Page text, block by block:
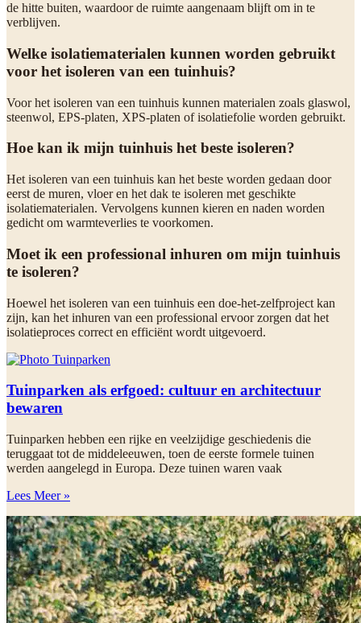
de hitte buiten, waardoor de ruimte aangenaam blijft om in te
verblijven.
Welke isolatiematerialen kunnen worden gebruikt
voor het isoleren van een tuinhuis?
Voor het isoleren van een tuinhuis kunnen materialen zoals glaswol,
steenwol, EPS-platen, XPS-platen of isolatiefolie worden gebruikt.
Hoe kan ik mijn tuinhuis het beste isoleren?
Het isoleren van een tuinhuis kan het beste worden gedaan door
eerst de muren, vloer en het dak te isoleren met geschikte
isolatiematerialen. Vervolgens kunnen kieren en naden worden
gedicht om warmteverlies te voorkomen.
Moet ik een professional inhuren om mijn tuinhuis
te isoleren?
Hoewel het isoleren van een tuinhuis een doe-het-zelfproject kan
zijn, kan het inhuren van een professional ervoor zorgen dat het
isolatieproces correct en efficiënt wordt uitgevoerd.
Tuinparken als erfgoed: cultuur en architectuur
bewaren
Tuinparken hebben een rijke en veelzijdige geschiedenis die
teruggaat tot de middeleeuwen, toen de eerste formele tuinen
werden aangelegd in Europa. Deze tuinen waren vaak
Lees Meer »